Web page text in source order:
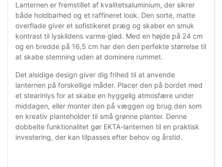
Lanternen er fremstillet af kvalitetsaluminium, der sikrer
både holdbarhed og et raffineret look. Den sorte, matte
overflade giver et sofistikeret præg og skaber en smuk
kontrast til lyskildens varme glød. Med en højde på 24 cm
og en bredde på 16,5 cm har den den perfekte størrelse til
at skabe stemning uden at dominere rummet.
Det alsidige design giver dig frihed til at anvende
lanternen på forskellige måder. Placer den på bordet med
et stearinlys for at skabe en hyggelig atmosfære under
middagen, eller monter den på væggen og brug den som
en kreativ planteholder til små grønne planter. Denne
dobbelte funktionalitet gør EKTA-lanternen til en praktisk
investering, der kan tilpasses efter behov og årstid.